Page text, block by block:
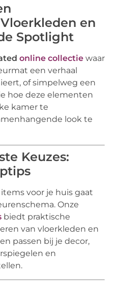
en
Spotlight
online collectie waar
een verhaal
of simpelweg een
hoe deze elementen
kamer te
look te
Keuzes:
voor je huis gaat
Onze
biedt praktische
van vloerkleden en
passen bij je decor,
en